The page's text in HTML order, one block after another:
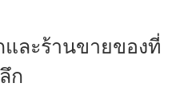
ละร้านขายของที่
ก